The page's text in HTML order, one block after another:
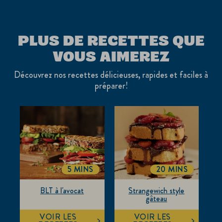
PLUS DE RECETTES QUE
VOUS AIMEREZ
Découvrez nos recettes délicieuses, rapides et faciles à
préparer!
BLT à l'avocat
TOTALTIME
5 MINS
VOIR LES
Strangewich style
gâteau
TOTALTIME
20 MINS
VOIR LES